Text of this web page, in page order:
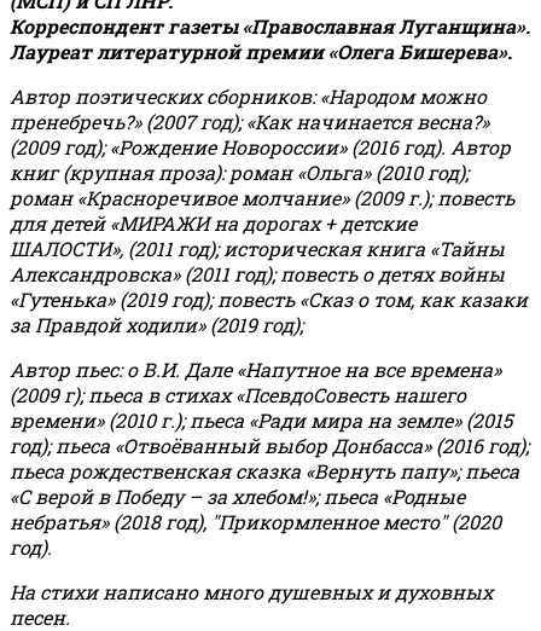
Корреспондент газеты «Православная Луганщина».
Лауреат литературной премии «Олега Бишерева».
Автор поэтических сборников: «Народом можно
пренебречь?» (2007 год); «Как начинается весна?»
(2009 год); «Рождение Новороссии» (2016 год). Автор
книг (крупная проза): роман «Ольга» (2010 год);
роман «Красноречивое молчание» (2009 г.); повесть
для детей «МИРАЖИ на дорогах + детские
ШАЛОСТИ», (2011 год); историческая книга «Тайны
Александровска» (2011 год); повесть о детях войны
«Гутенька» (2019 год); повесть «Сказ о том, как казаки
за Правдой ходили» (2019 год);
Автор пьес: о В.И. Дале «Напутное на все времена»
(2009 г); пьеса в стихах «ПсевдоСовесть нашего
времени» (2010 г.); пьеса «Ради мира на земле» (2015
год); пьеса «Отвоёванный выбор Донбасса» (2016 год);
пьеса рождественская сказка «Вернуть папу»; пьеса
«С верой в Победу – за хлебом!»;пьеса «Родные
небратья» (2018 год), "Прикормленное место" (2020
год).
На стихи написано много душевных и духовных
песен.